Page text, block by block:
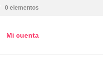
0 elementos
Mi cuenta